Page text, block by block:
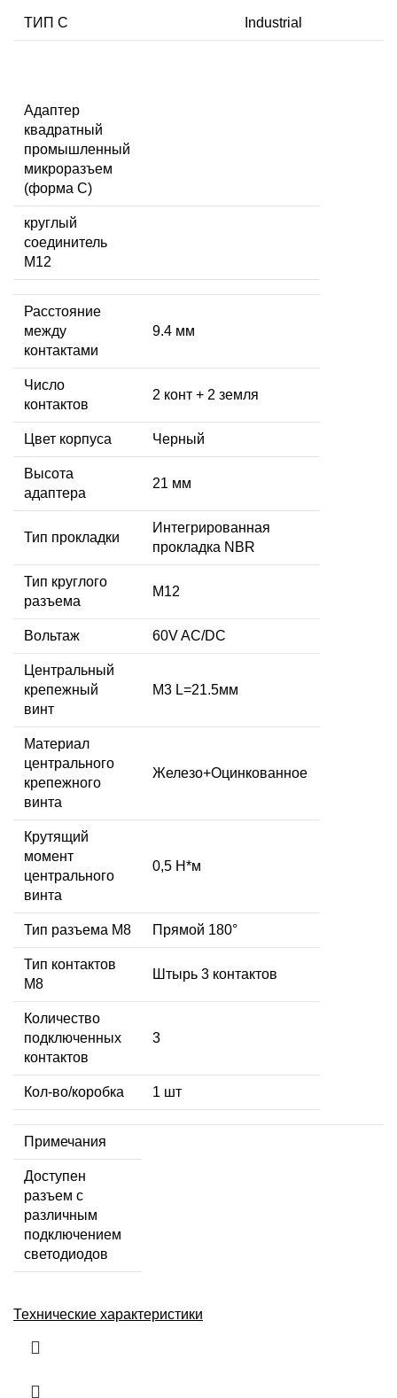
ТИП C Industrial
Адаптер
квадратный
промышленный
микроразъем
(форма C)
круглый
соединитель
M12
Расстояние
между
контактами
9.4 мм
Число
контактов
2 конт + 2 земля
Цвет корпуса Черный
Высота
адаптера
21 мм
Тип прокладки
Интегрированная
прокладка NBR
Тип круглого
разъема
М12
Вольтаж 60V AC/DC
Центральный
крепежный
винт
M3 L=21.5мм
Материал
центрального
крепежного
винта
Железо+Оцинкованное
Крутящий
момент
центрального
винта
0,5 Н*м
Тип разъема M8 Прямой 180°
Тип контактов
М8
Штырь 3 контактов
Количество
подключенных
контактов
3
Кол-во/коробка 1 шт
Примечания
Доступен
разъем с
различным
подключением
светодиодов
Технические характеристики